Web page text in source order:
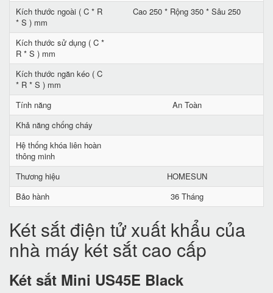
Kích thước ngoài ( C * R
* S ) mm
Cao 250 * Rộng 350 * Sâu 250
Kích thước sử dụng ( C *
R * S ) mm
Kích thước ngăn kéo ( C
* R * S ) mm
Tính năng
An Toàn
Khả năng chống cháy
Hệ thống khóa liên hoàn
thông minh
Thương hiệu
HOMESUN
Bảo hành
36 Tháng
Két sắt điện tử xuất khẩu của
nhà máy két sắt cao cấp
Két sắt Mini US45E Black